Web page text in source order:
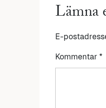
Lämna
E-
Kommentar *